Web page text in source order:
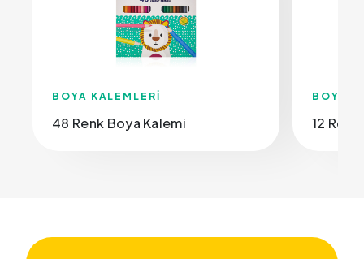
BOYA KALEMLERİ
48 Renk Boya Kalemi
BOYA
12